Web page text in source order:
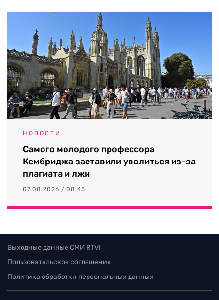
НОВОСТИ
Самого молодого профессора
Кембриджа заставили уволиться из-за
плагиата и лжи
07.08.2026 / 08:45
Выходные данные СМИ RTVI
Пользовательское соглашение
Политика обработки персональных данных